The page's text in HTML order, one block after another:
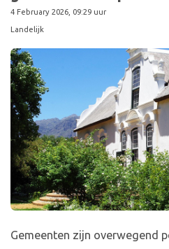
4 February 2026, 09:29 uur
Landelijk
Gemeenten zijn overwegend